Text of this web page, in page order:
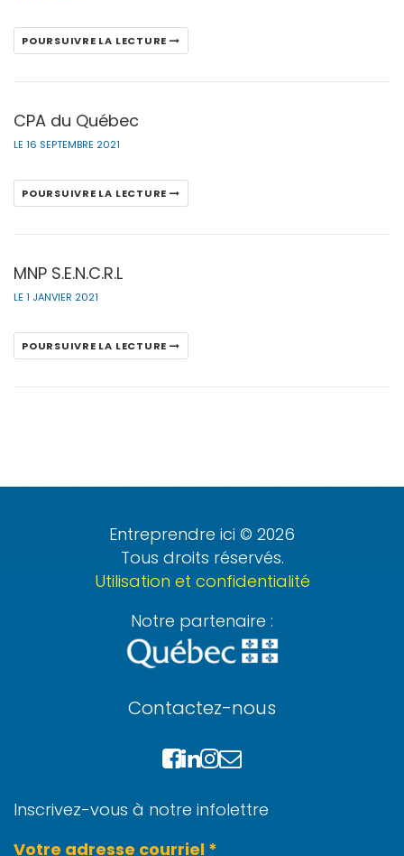
POURSUIVRE LA LECTURE
CPA du Québec
LE 16 SEPTEMBRE 2021
POURSUIVRE LA LECTURE
MNP S.E.N.C.R.L
LE 1 JANVIER 2021
POURSUIVRE LA LECTURE
Entreprendre ici © 2026
Tous droits réservés.
Utilisation et confidentialité
Notre partenaire :
Contactez-nous
Inscrivez-vous à notre infolettre
Votre adresse courriel *